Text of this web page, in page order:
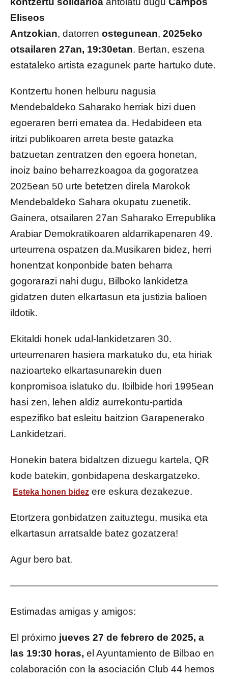
Eliseos
Antzokian, datorren ostegunean, 2025eko
otsailaren 27an, 19:30etan. Bertan, eszena
estataleko artista ezagunek parte hartuko dute.
Kontzertu honen helburu nagusia
Mendebaldeko Saharako herriak bizi duen
egoeraren berri ematea da. Hedabideen eta
iritzi publikoaren arreta beste gatazka
batzuetan zentratzen den egoera honetan,
inoiz baino beharrezkoagoa da gogoratzea
2025ean 50 urte betetzen direla Marokok
Mendebaldeko Sahara okupatu zuenetik.
Gainera, otsailaren 27an Saharako Errepublika
Arabiar Demokratikoaren aldarrikapenaren 49.
urteurrena ospatzen da.Musikaren bidez, herri
honentzat konponbide baten beharra
gogorarazi nahi dugu, Bilboko lankidetza
gidatzen duten elkartasun eta justizia balioen
ildotik.
Ekitaldi honek udal-lankidetzaren 30.
urteurrenaren hasiera markatuko du, eta hiriak
nazioarteko elkartasunarekin duen
konpromisoa islatuko du. Ibilbide hori 1995ean
hasi zen, lehen aldiz aurrekontu-partida
espezifiko bat esleitu baitzion Garapenerako
Lankidetzari.
Honekin batera bidaltzen dizuegu kartela, QR
kode batekin, gonbidapena deskargatzeko.
Esteka honen bidez ere eskura dezakezue.
Etortzera gonbidatzen zaituztegu, musika eta
elkartasun arratsalde batez gozatzera!
Agur bero bat.
Estimadas amigas y amigos:
El próximo jueves 27 de febrero de 2025, a
las 19:30 horas, el Ayuntamiento de Bilbao en
colaboración con la asociación Club 44 hemos